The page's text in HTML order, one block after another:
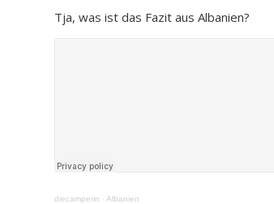
Tja, was ist das Fazit aus Albanien?
diecamperin · Albanien